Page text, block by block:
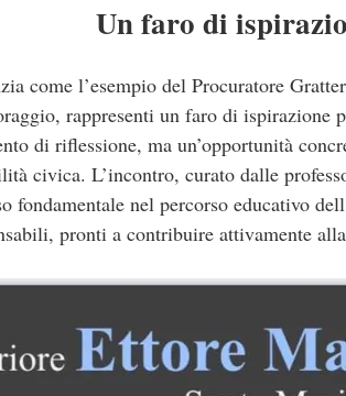
Un faro di
come l’esempio del Procuratore
rappresenti un faro di ispirazione
di riflessione, ma un’opportunità
civica. L’incontro, curato dalle
fondamentale nel percorso educativo
pronti a contribuire attivamente